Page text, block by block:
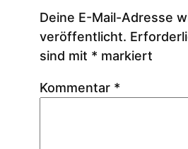
Deine E-Mail-Adresse
veröffentlicht.
sind mit * markiert
Kommentar *